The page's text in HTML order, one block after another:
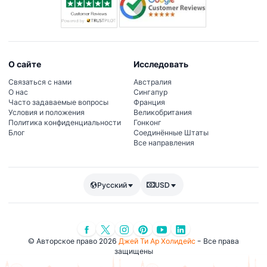
О сайте
Связаться с нами
О нас
Часто задаваемые вопросы
Условия и положения
Политика конфиденциальности
Блог
Исследовать
Австралия
Сингапур
Франция
Великобритания
Гонконг
Соединённые Штаты
Все направления
Русский USD
© Авторское право 2026 Джей Ти Ар Холидейс- Все права
защищены